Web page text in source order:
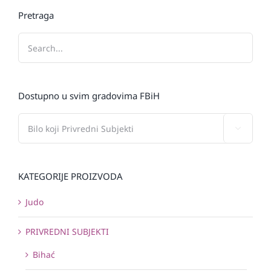
Pretraga
Dostupno u svim gradovima FBiH
KATEGORIJE PROIZVODA
Judo
PRIVREDNI SUBJEKTI
Bihać